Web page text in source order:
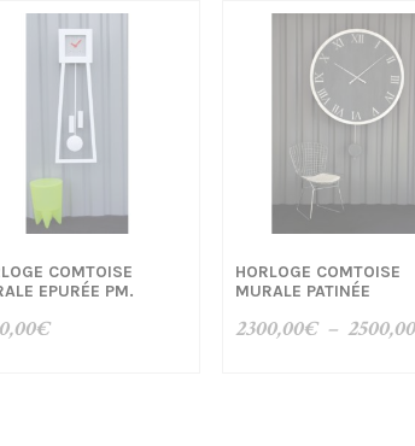
COMTOISE
EPURÉE PM.
€
HORLOGE COMTOISE
MURALE PATINÉE
2300,00€ – 2500,00